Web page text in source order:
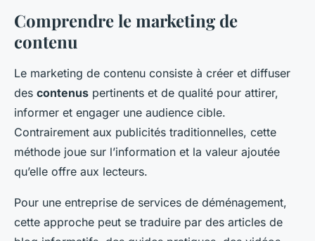
Comprendre le marketing de
contenu
Le marketing de contenu consiste à créer et diffuser
des contenus pertinents et de qualité pour attirer,
informer et engager une audience cible.
Contrairement aux publicités traditionnelles, cette
méthode joue sur l’information et la valeur ajoutée
qu’elle offre aux lecteurs.
Pour une entreprise de services de déménagement,
cette approche peut se traduire par des articles de